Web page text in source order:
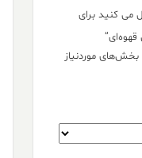
می کنید برای
بخش‌های موردنیاز